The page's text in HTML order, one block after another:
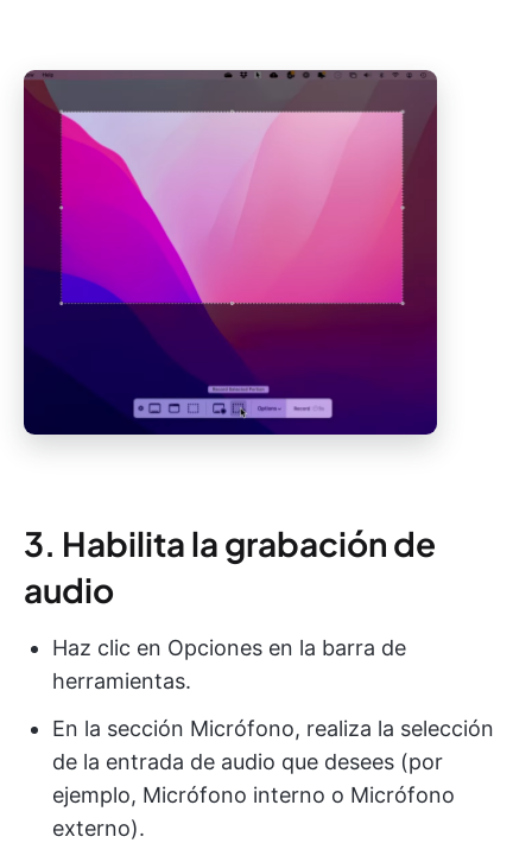
3. Habilita la grabación de
audio
Haz clic en Opciones en la barra de
herramientas.
En la sección Micrófono, realiza la selección
de la entrada de audio que desees (por
ejemplo, Micrófono interno o Micrófono
externo).